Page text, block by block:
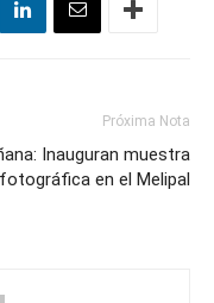
Próxima Nota
Inauguran muestra
fotográfica en el Melipal